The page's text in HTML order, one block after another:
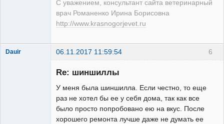
С уважением, консультант сайта ветеринарный
врач Романенко Ирина Борисовна
http://www.krasnogorjevet.ru
6
Dauir 06.11.2017 11:59:54
Re: шиншиллы
У меня была шиншилла. Если честно, то еще
раз не хотел бы ее у себя дома, так как все
было просто попробовано ею на вкус. После
хорошего ремонта лучше даже не думать ее